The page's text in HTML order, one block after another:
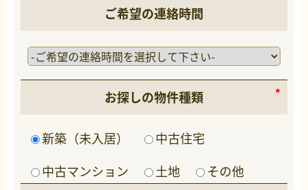
ご希望の連絡時間
お探しの物件種類
新築（未入居）
中古住宅
中古マンション
土地
その他